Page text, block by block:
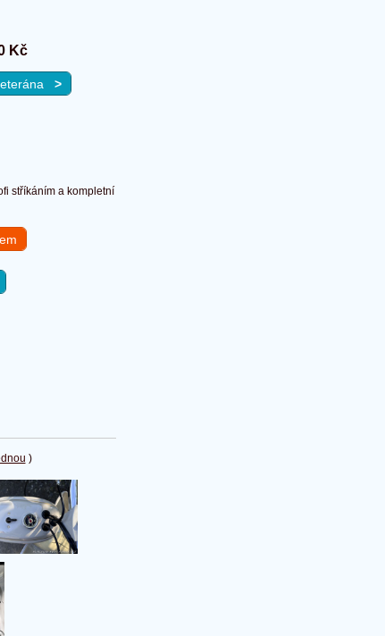
Kč
>
stříkáním a kompletní
)